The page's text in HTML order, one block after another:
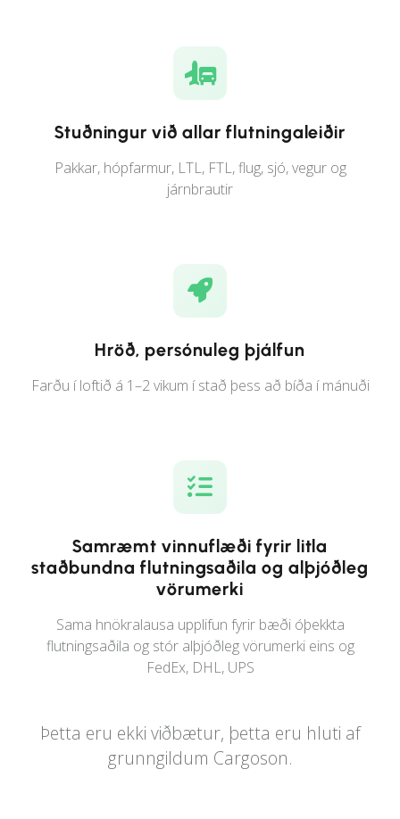
Stuðningur við allar flutningaleiðir
Pakkar, hópfarmur, LTL, FTL, flug, sjó, vegur og
járnbrautir
Hröð, persónuleg þjálfun
Farðu í loftið á 1–2 vikum í stað þess að bíða í mánuði
Samræmt vinnuflæði fyrir litla
staðbundna flutningsaðila og alþjóðleg
vörumerki
Sama hnökralausa upplifun fyrir bæði óþekkta
flutningsaðila og stór alþjóðleg vörumerki eins og
FedEx, DHL, UPS
Þetta eru ekki viðbætur, þetta eru hluti af
grunngildum Cargoson.